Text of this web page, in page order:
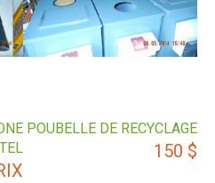
POUBELLE DE RECYCLAGE
150 $